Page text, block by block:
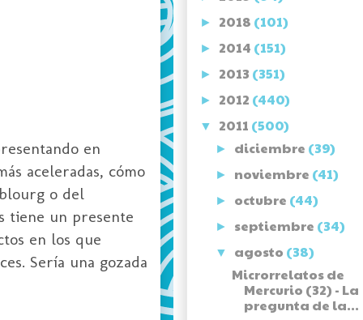
en
aceleradas, cómo
o del
tiene un presente
en los que
Sería una gozada
► 2018 (101)
► 2014 (151)
► 2013 (351)
► 2012 (440)
▼ 2011 (500)
► diciembre (39)
► noviembre (41)
► octubre (44)
► septiembre (34)
▼ agosto (38)
Microrrelatos de
Mercurio (32) - La
pregunta de la...